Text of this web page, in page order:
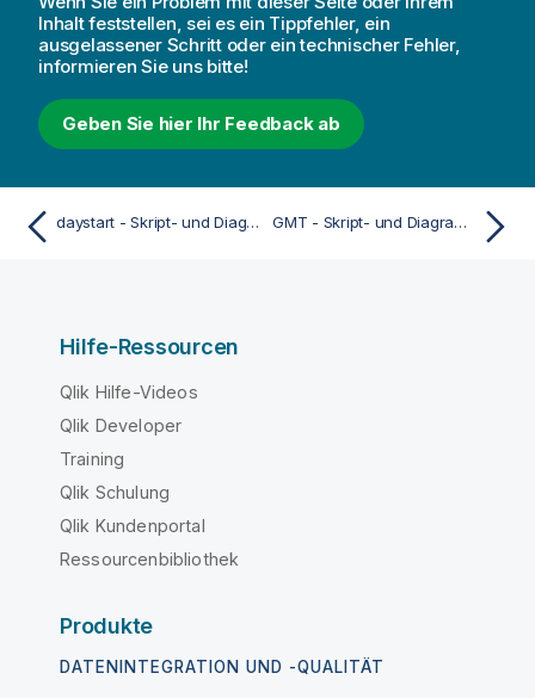
Inhalt feststellen, sei es ein Tippfehler, ein
ausgelassener Schritt oder ein technischer Fehler,
informieren Sie uns bitte!
Geben Sie hier Ihr Feedback ab
daystart - Skript- und Diagrammfunktion GMT - Skript- und Diagrammfunktion
Hilfe-Ressourcen
Qlik Hilfe-Videos
Qlik Developer
Training
Qlik Schulung
Qlik Kundenportal
Ressourcenbibliothek
Produkte
DATENINTEGRATION UND -QUALITÄT